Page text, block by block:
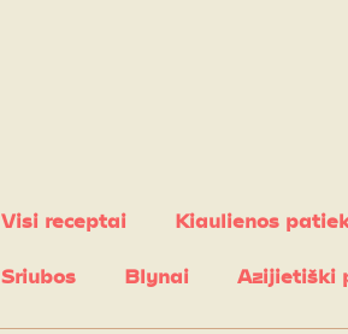
Visi receptai Kiaulienos
Sriubos Blynai Azijietiški